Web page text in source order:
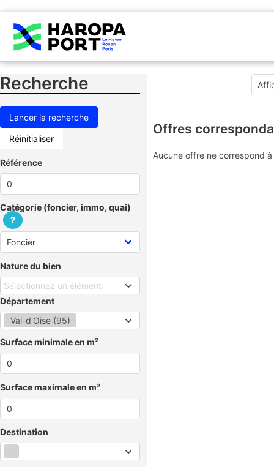
Recherche
Réinitialiser
Référence
Catégorie (foncier, immo, quai)
?
Nature du bien
Sélectionnez un élément
Département
Val-d'Oise (95)
Surface minimale en m²
Surface maximale en m²
Destination
Offres
Aucune offre ne correspond